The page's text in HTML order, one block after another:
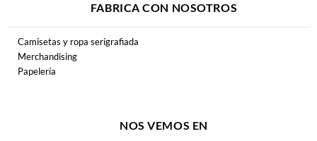
FABRICA CON NOSOTROS
Camisetas y ropa serigrafiada
Merchandising
Papelería
NOS VEMOS EN